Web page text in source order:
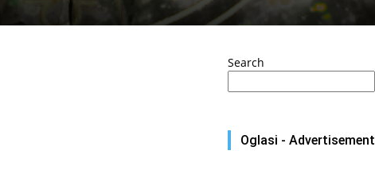
Search
Oglasi - Advertisement